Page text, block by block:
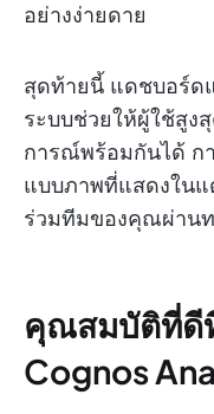
อย่างง่ายดาย
สุดท้ายนี้ แดชบอร์ด
ระบบช่วยให้ผู้ใช้สูง
การณ์พร้อมกันได้ ก
แบบภาพที่แสดงใน
ร่วมทีมของคุณผ่านท
คุณสมบัติที่ดี
Cognos